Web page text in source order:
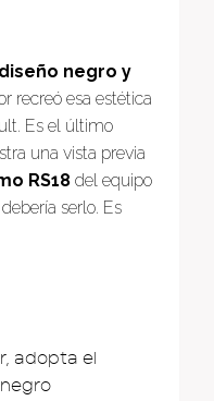
diseño negro y
recreó esa estética
Es el último
una vista previa
RS18 del equipo
serlo. Es
adopta el